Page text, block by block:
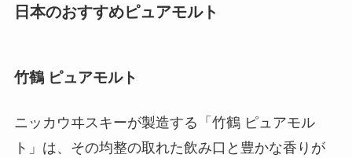
日本のおすすめピュアモルト
竹鶴 ピュアモルト
ニッカウヰスキーが製造する「竹鶴 ピュアモル
ト」は、その均整の取れた飲み口と豊かな香りが